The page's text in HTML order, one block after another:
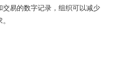
易的数字记录，组织可以减少